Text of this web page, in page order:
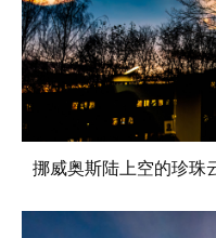
挪威奥斯陆上空的珍珠